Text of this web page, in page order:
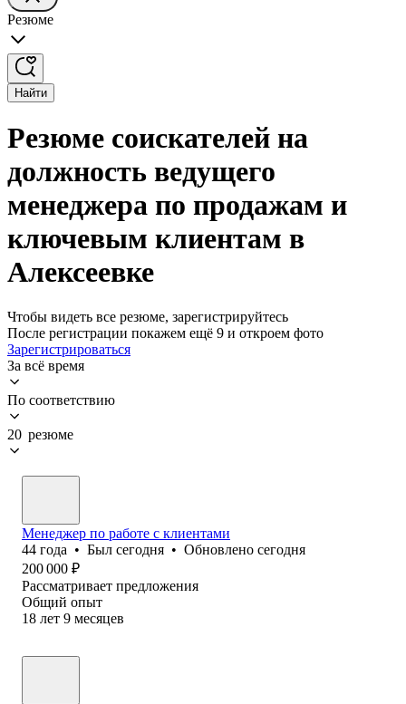
Резюме
Найти
Резюме соискателей на
должность ведущего
менеджера по продажам и
ключевым клиентам в
Алексеевке
Чтобы видеть все резюме, зарегистрируйтесь
После регистрации покажем ещё 9 и откроем фото
Зарегистрироваться
За всё время
По соответствию
20 резюме
Менеджер по работе с клиентами
44 года • Был сегодня • Обновлено сегодня
200 000 ₽
Рассматривает предложения
Общий опыт
18 лет 9 месяцев